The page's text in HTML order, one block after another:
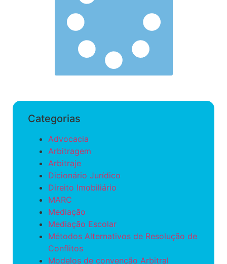
Categorias
Advocacia
Arbitragem
Arbitraje
Dicionário Jurídico
Direito Imobiliário
MARC
Mediação
Mediação Escolar
Métodos Alternativos de Resolução de
Conflitos
Modelos de convenção Arbitral